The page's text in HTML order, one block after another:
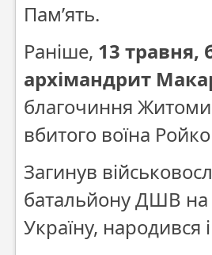
Пам’ять.
Раніше, 13 травня,
архімандрит
благочиння
вбитого воїна
Загинув
батальйону ДШВ на
Україну, народився